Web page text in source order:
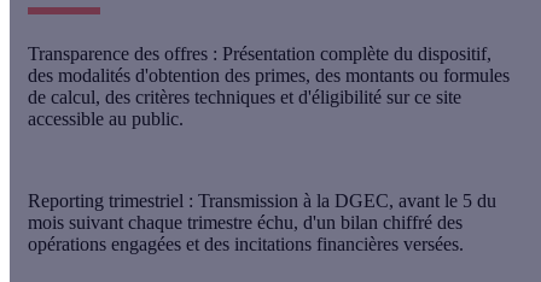
Transparence des offres : Présentation complète du dispositif,
des modalités d'obtention des primes, des montants ou formules
de calcul, des critères techniques et d'éligibilité sur ce site
accessible au public.
Reporting trimestriel : Transmission à la DGEC, avant le 5 du
mois suivant chaque trimestre échu, d'un bilan chiffré des
opérations engagées et des incitations financières versées.